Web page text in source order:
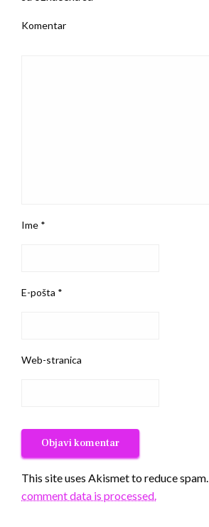
Komentar
Ime *
E-pošta *
Web-stranica
This site uses Akismet to reduce spam.
comment data is processed.